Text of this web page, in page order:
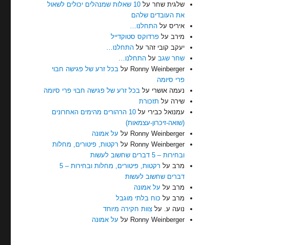
שלגית שחר על
10 שאלות שמנהלים יכולים לשאול
את העובדים שלהם
איריס עלהתחלנו…
מירב עלפרדוקס סטוקדייל
יעקב קובי זהר עלהתחלנו…
שחר שגב עלהתחלנו…
Ronny Weinberger עלבכל זרע של פגישה חבוי
פרי סיומה
נעמה אושרי עלבכל זרע של פגישה חבוי פרי סיומה
שירה על תזכורת
עמנואל כבירי על
10 הרהורים מהימים האחרונים
(שואה-זיכרון-עצמאות)
Ronny Weinberger על על אמונה
Ronny Weinberger על רקטות, פיטורים, מחלות
ובחירות – 5 דברים שחשוב לעשות
מרב על
רקטות, פיטורים, מחלות ובחירות – 5
דברים שחשוב לעשות
מרב על על אמונה
מרב על כוח בלתי מוגבל
נועה ע. עלצוות חקירה מיוחד
Ronny Weinberger על על אמונה